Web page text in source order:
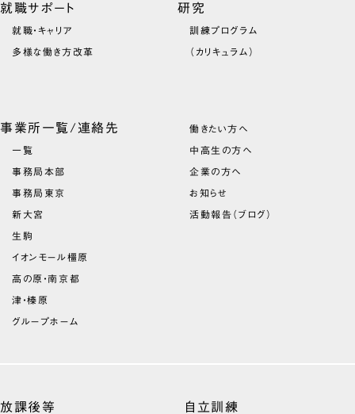
就職サポート
就職・キャリア
多様な働き方改革
研究
訓練プログラム
（カリキュラム）
事業所一覧/連絡先
一覧
事務局本部
事務局東京
新大宮
生駒
イオンモール橿原
高の原・南京都
津・榛原
グループホーム
働きたい方へ
中高生の方へ
企業の方へ
お知らせ
活動報告（ブログ）
放課後等
自立訓練